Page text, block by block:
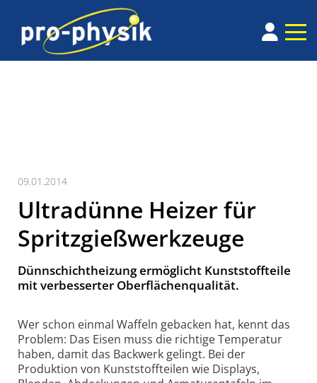
09.01.2014
Ultradünne Heizer für
Spritzgießwerkzeuge
Dünnschichtheizung ermöglicht Kunststoffteile
mit verbesserter Oberflächenqualität.
Wer schon einmal Waffeln gebacken hat, kennt das
Problem: Das Eisen muss die richtige Temperatur
haben, damit das Backwerk gelingt. Bei der
Produktion von Kunststoffteilen wie Displays,